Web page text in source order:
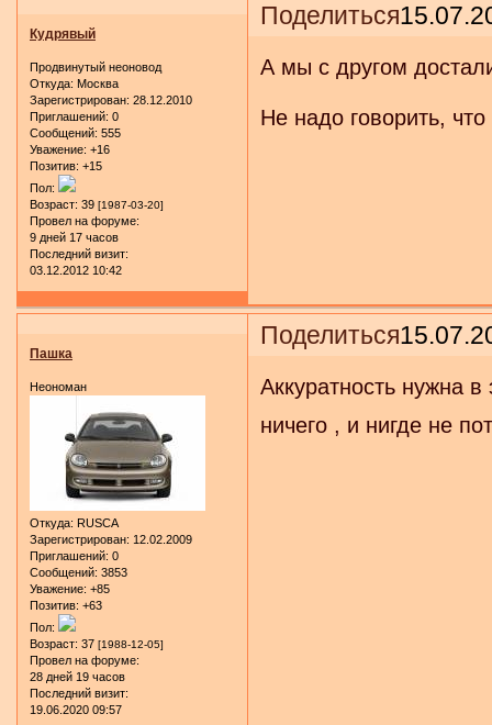
Поделиться
Кудрявый
Продвинутый неоновод
Откуда: Москва
Зарегистрирован: 28.12.2010
Приглашений: 0
Сообщений: 555
Уважение: +16
Позитив: +15
Пол:
Возраст: 39 [1987-03-20]
Провел на форуме:
9 дней 17 часов
Последний визит:
03.12.2012 10:42
А мы с другом
Не надо говорить,
Поделиться
Пашка
Неономан
Откуда: RUSCA
Зарегистрирован: 12.02.2009
Приглашений: 0
Сообщений: 3853
Уважение: +85
Позитив: +63
Пол:
Возраст: 37 [1988-12-05]
Провел на форуме:
28 дней 19 часов
Последний визит:
19.06.2020 09:57
Аккуратность нужна
ничего , и нигде не